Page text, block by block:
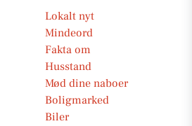
Lokalt nyt
Mindeord
Fakta om
Husstand
Mød dine naboer
Boligmarked
Biler